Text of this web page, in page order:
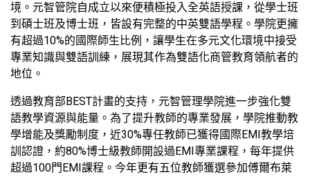
境。元智管院自成立以來便積極投入全英語授課，從學士班
到碩士班及博士班，皆設有完整的中英雙語學程。學院更擁
有超過10%的國際師生比例，讓學生在多元文化環境中接受
專業知識與雙語訓練，展現其作為雙語化商管教育領航者的
地位。
透過教育部BEST計畫的支持，元智管理學院進一步強化雙
語教學資源與能量。為了提升教師的專業發展，學院推動教
學增能及獎勵制度，近30%專任教師已獲得國際EMI教學培
訓認證，約80%博士級教師開設過EMI專業課程，每年提供
超過100門EMI課程。今年更有五位教師獲選參加傅爾布萊